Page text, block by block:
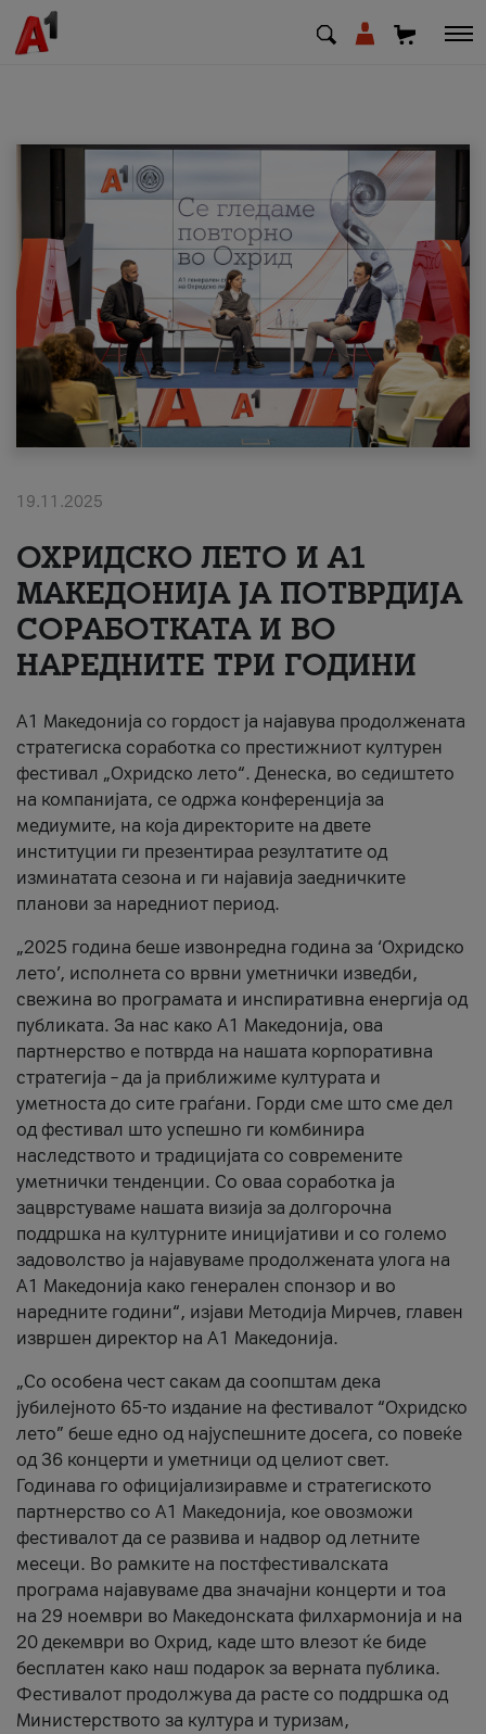
МК SQ
Приватни Деловни
Поддршка
Надополни кредит
#ПодобарОнлајн
19.11.2025
ОХРИДСКО ЛЕТО И A1
МАКЕДОНИЈА ЈА ПОТВРДИЈА
СОРАБОТКАТА И ВО
НАРЕДНИТЕ ТРИ ГОДИНИ
A1 Македонија со гордост ја најавува продолжената
стратегиска соработка со престижниот културен
фестивал „Охридско лето“. Денеска, во седиштето
на компанијата, се одржа конференција за
медиумите, на која директорите на двете
институции ги презентираа резултатите од
изминатата сезона и ги најавија заедничките
планови за наредниот период.
„2025 година беше извонредна година за ‘Охридско
лето’, исполнета со врвни уметнички изведби,
свежина во програмата и инспиративна енергија од
публиката. За нас како A1 Македонија, ова
партнерство е потврда на нашата корпоративна
стратегија – да ја приближиме културата и
уметноста до сите граѓани. Горди сме што сме дел
од фестивал што успешно ги комбинира
наследството и традицијата со современите
уметнички тенденции. Со оваа соработка ја
зацврстуваме нашата визија за долгорочна
поддршка на културните иницијативи и со големо
задоволство ја најавуваме продолжената улога на
A1 Македонија како генерален спонзор и во
наредните години“, изјави Методија Мирчев, главен
извршен директор на A1 Македонија.
„Со особена чест сакам да соопштам дека
јубилејното 65-то издание на фестивалот “Охридско
лето” беше едно од најуспешните досега, со повеќе
од 36 концерти и уметници од целиот свет.
Годинава го официјализиравме и стратегиското
партнерство со А1 Македонија, кое овозможи
фестивалот да се развива и надвор од летните
месеци. Во рамките на постфестивалската
програма најавуваме два значајни концерти и тоа
на 29 ноември во Македонската филхармонија и на
20 декември во Охрид, каде што влезот ќе биде
бесплатен како наш подарок за верната публика.
Фестивалот продолжува да расте со поддршка од
Министерството за култура и туризам,